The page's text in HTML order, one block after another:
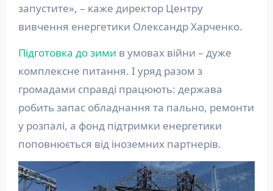
запустите», – каже директор Центру
вивчення енергетики Олександр Харченко.
Підготовка до зими в умовах війни – дуже
комплексне питання. І уряд разом з
громадами справді працюють: держава
робить запас обладнання та пально, ремонти
у розпалі, а фонд підтримки енергетики
поповнюється від іноземних партнерів.